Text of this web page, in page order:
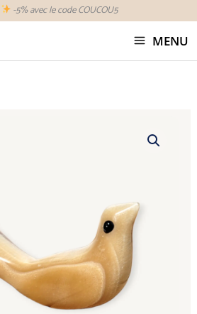
-5% avec le code COUCOU5
MENU